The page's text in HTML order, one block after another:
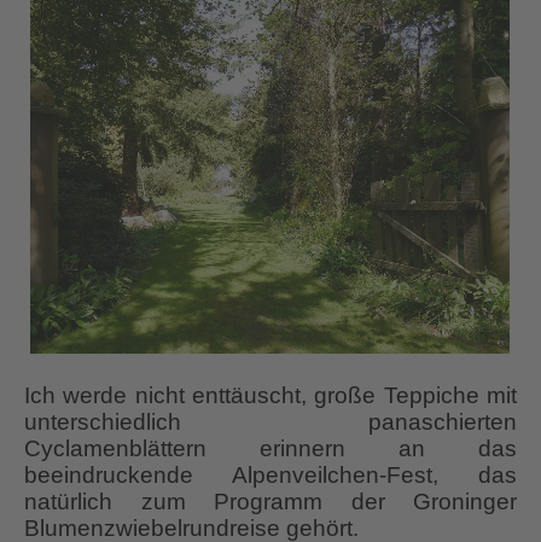
Ich werde nicht enttäuscht, große Teppiche mit
unterschiedlich panaschierten
Cyclamenblättern erinnern an das
beeindruckende Alpenveilchen-Fest, das
natürlich zum Programm der Groninger
Blumenzwiebelrundreise gehört.